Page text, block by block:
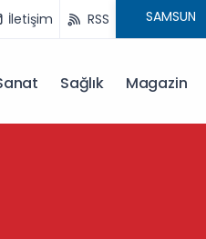
İletişim RSS
Sağlık Magazin